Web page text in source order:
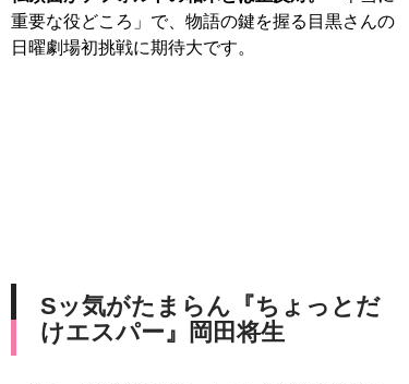
重要な役どころ」で、物語の鍵を握る目黒さんの
日曜劇場初挑戦に期待大です。
Sッ気がたまらん『ちょっとだ
けエスパー』岡田将生